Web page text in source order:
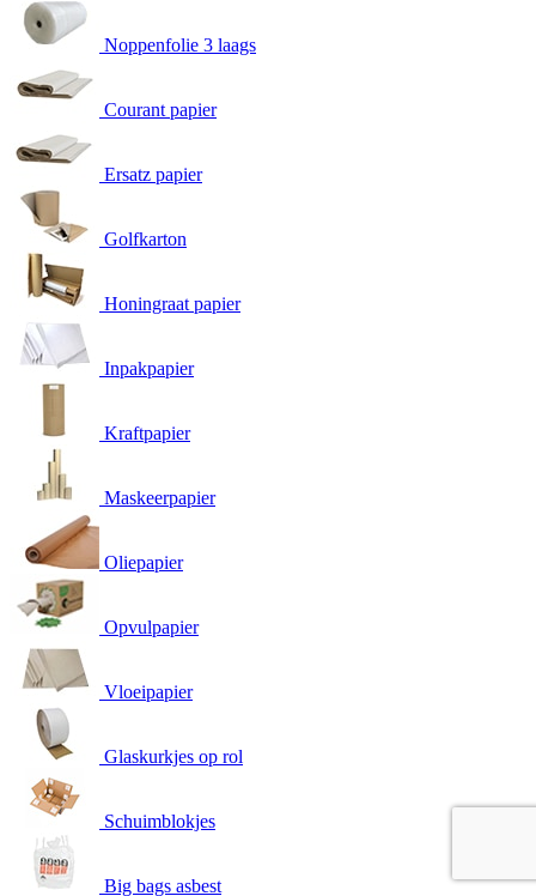
Noppenfolie 3 laags
Courant papier
Ersatz papier
Golfkarton
Honingraat papier
Inpakpapier
Kraftpapier
Maskeerpapier
Oliepapier
Opvulpapier
Vloeipapier
Glaskurkjes op rol
Schuimblokjes
Big bags asbest